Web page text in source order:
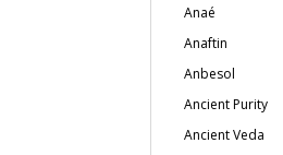
Anaé
Anaftin
Anbesol
Ancient Purity
Ancient Veda